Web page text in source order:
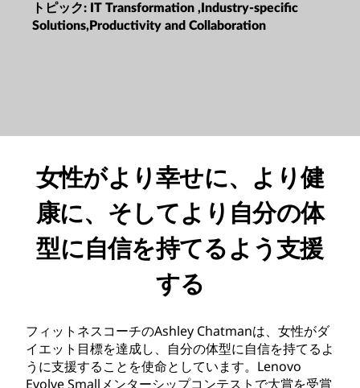
トピック: IT Transformation ,Industry-specific
Solutions,Productivity and Collaboration
女性がより幸せに、より健
康に、そしてより自分の体
型に自信を持てるよう支援
する
フィットネスコーチのAshley Chatmanは、女性がダ
イエット目標を達成し、自分の体型に自信を持てるよ
うに支援することを使命としています。Lenovo
Evolve Smallメンターシップコンテストで大賞を受賞